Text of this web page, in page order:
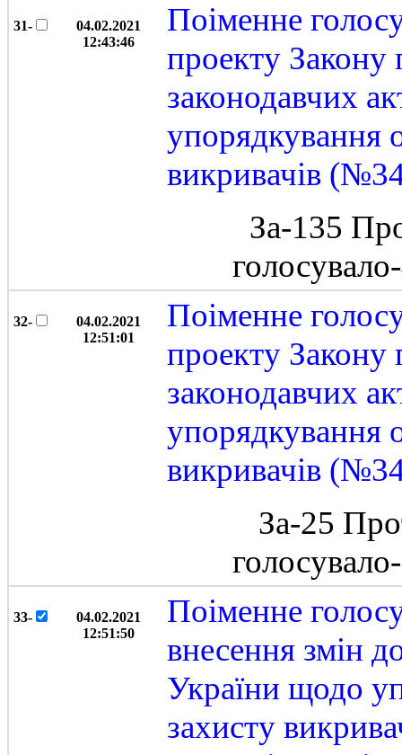
31-
04.02.2021
12:43:46
Поіменне
проекту Закону
законодавчих
упорядкування
викривачів
За-135
32-
04.02.2021
12:51:01
Поіменне
проекту Закону
законодавчих
упорядкування
викривачів
За-25
33-
04.02.2021
12:51:50
Поіменне
внесення змін
України щодо
захисту